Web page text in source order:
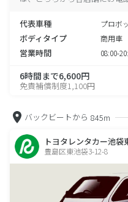
代表車種 プロボ
ボディタイプ 商用車
営業時間 08:00-
6時間まで6,600円
免責補償制度1,100円
バックビートから 845m
トヨタレンタカー池袋
豊島区東池袋3-12-8